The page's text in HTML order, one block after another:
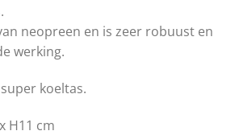
neopreen en is zeer robuust en
werking.
koeltas.
H11 cm